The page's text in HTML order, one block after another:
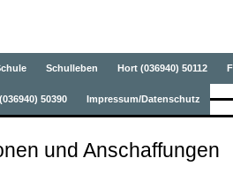
Schulleben Hort (036940) 50112
50390 Impressum/Datenschutz
und Anschaffungen